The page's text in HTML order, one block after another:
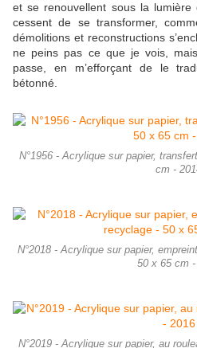
et se renouvellent sous la lumière
cessent de se transformer,
démolitions et reconstructions
ne peins pas ce que je vois,
passe, en m’efforçant de le
bétonné.
N°1956 - Acrylique sur papier,
cm -
N°2018 - Acrylique sur papier,
50 x 65 cm -
N°2019 - Acrylique sur papier, au